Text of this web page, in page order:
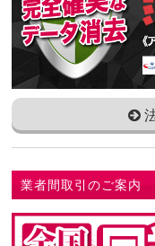
業者間取引のご案内